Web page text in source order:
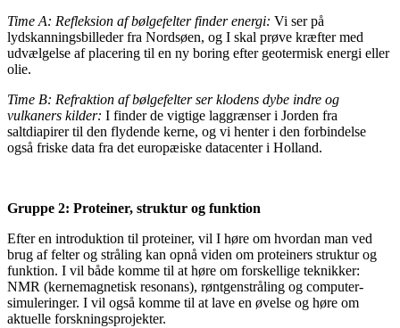
Time A: Refleksion af bølgefelter finder energi: Vi ser på
lydskanningsbilleder fra Nordsøen, og I skal prøve kræfter med
udvælgelse af placering til en ny boring efter geotermisk energi eller
olie.
Time B: Refraktion af bølgefelter ser klodens dybe indre og
vulkaners kilder: I finder de vigtige laggrænser i Jorden fra
saltdiapirer til den flydende kerne, og vi henter i den forbindelse
også friske data fra det europæiske datacenter i Holland.
Gruppe 2: Proteiner, struktur og funktion
Efter en introduktion til proteiner, vil I høre om hvordan man ved
brug af felter og stråling kan opnå viden om proteiners struktur og
funktion. I vil både komme til at høre om forskellige teknikker:
NMR (kernemagnetisk resonans), røntgenstråling og computer-
simuleringer. I vil også komme til at lave en øvelse og høre om
aktuelle forskningsprojekter.